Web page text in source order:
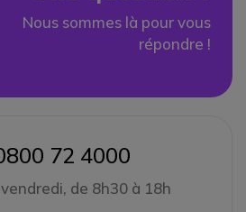
Nous sommes là pour vous
répondre !
72 4000
de 8h30 à 18h